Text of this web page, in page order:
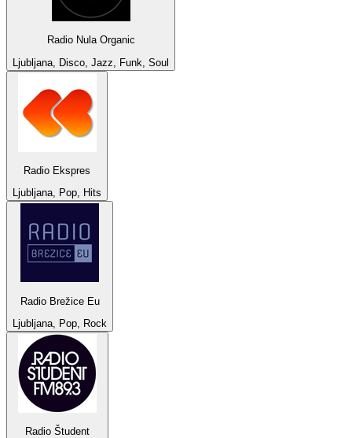
Radio Nula Organic
Ljubljana, Disco, Jazz, Funk, Soul
Radio Ekspres
Ljubljana, Pop, Hits
Radio Brežice Eu
Ljubljana, Pop, Rock
Radio Študent